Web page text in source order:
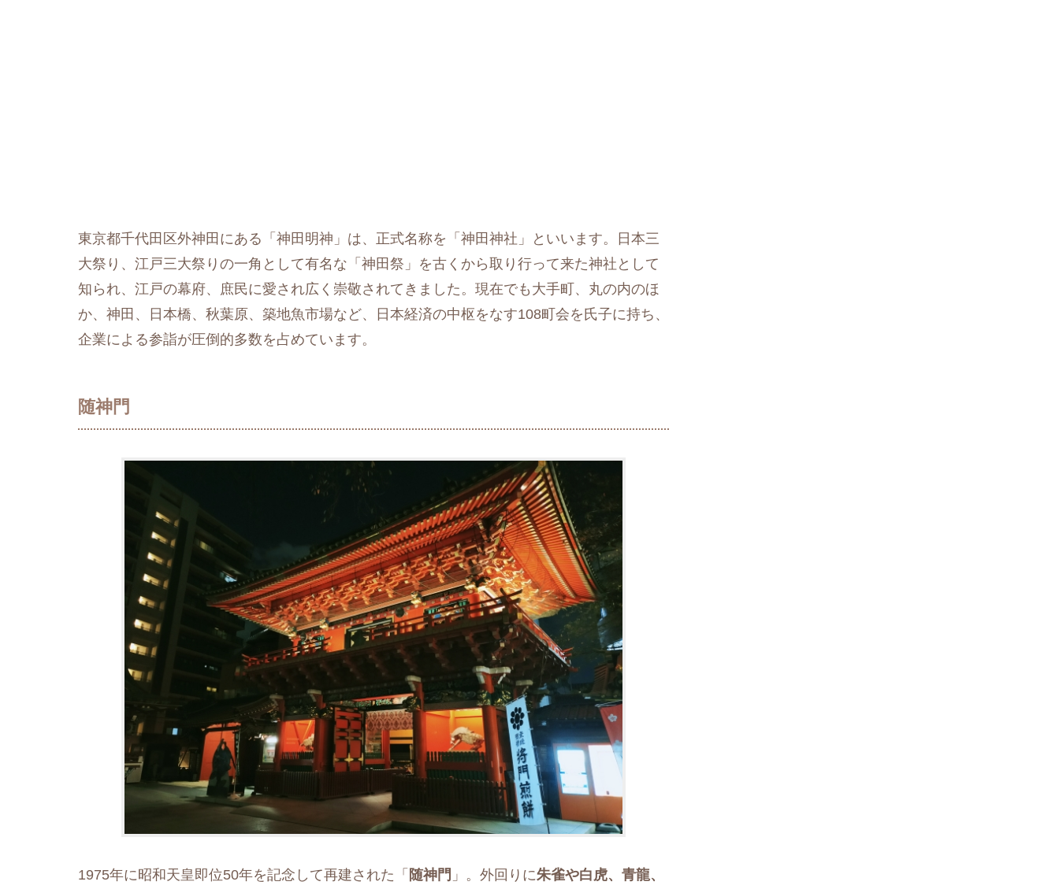
東京都千代田区外神田にある「神田明神」は、正式名称を「神田神社」といいます。日本三
大祭り、江戸三大祭りの一角として有名な「神田祭」を古くから取り行って来た神社として
知られ、江戸の幕府、庶民に愛され広く崇敬されてきました。現在でも大手町、丸の内のほ
か、神田、日本橋、秋葉原、築地魚市場など、日本経済の中枢をなす108町会を氏子に持ち、
企業による参詣が圧倒的多数を占めています。
随神門
1975年に昭和天皇即位50年を記念して再建された「 随神門 」。外回りに朱雀や白虎、青龍、